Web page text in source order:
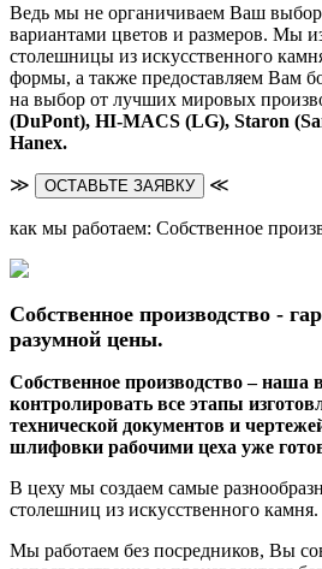
Ведь мы не органичиваем Ваш
вариантами цветов и размеров. Мы
столешницы из искусственного
формы, а также предоставляем Вам
на выбор от лучших мировых
(DuPont), HI-MACS (LG), Staron
Hanex.
≫ ОСТАВЬТЕ ЗАЯВКУ ≪
как мы работаем: Собственное
Собственное производство -
разумной цены.
Собственное производство – наша
контролировать все этапы
технической документов и
шлифовки рабочими цеха уже
В цеху мы создаем самые
столешниц из искусственного камня.
Мы работаем без посредников, Вы